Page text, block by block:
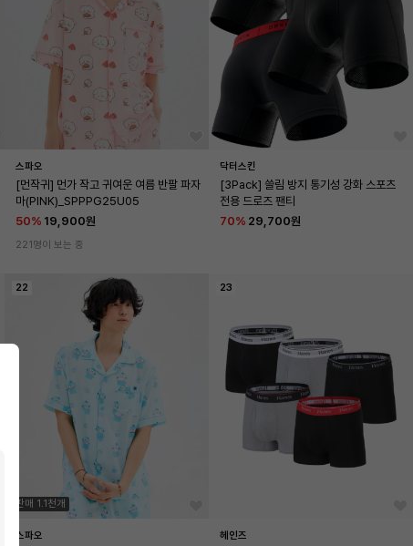
스파오
[먼작귀] 먼가 작고 귀여운 여름 반팔 파자
마(PINK)_SPPPG25U05
50% 19,900원
221명이 보는 중
닥터스킨
[3Pack] 쓸림 방지 통기성 강화 스포츠
전용 드로즈 팬티
70% 29,700원
22
판매 1.1천개
스파오
23
헤인즈